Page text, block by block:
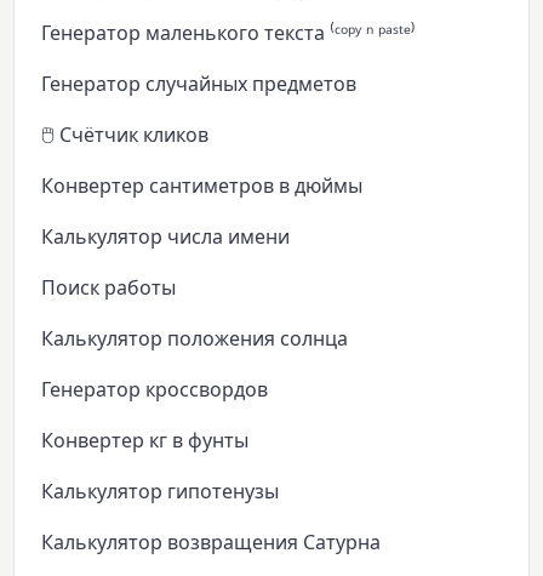
Генератор маленького текста ⁽ᶜᵒᵖʸ ⁿ ᵖᵃˢᵗᵉ⁾
Генератор случайных предметов
🖱️ Счётчик кликов
Конвертер сантиметров в дюймы
Калькулятор числа имени
Поиск работы
Калькулятор положения солнца
Генератор кроссвордов
Конвертер кг в фунты
Калькулятор гипотенузы
Калькулятор возвращения Сатурна